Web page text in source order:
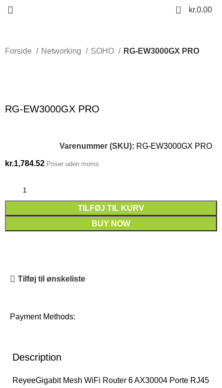
0 kr.0.00
Forside Networking SOHO RG-EW3000GX PRO
RG-EW3000GX PRO
Varenummer (SKU): RG-EW3000GX PRO
kr.1,784.52 Priser uden moms
TILFØJ TIL KURV
BUY NOW
Tilføj til ønskeliste
Payment Methods:
Description
ReyeeGigabit Mesh WiFi Router 6 AX30004 Porte RJ45